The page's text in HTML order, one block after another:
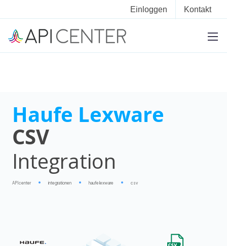
Einloggen Kontakt
Haufe Lexware
CSV
Integration
APIcenter integrationen haufe lexware csv